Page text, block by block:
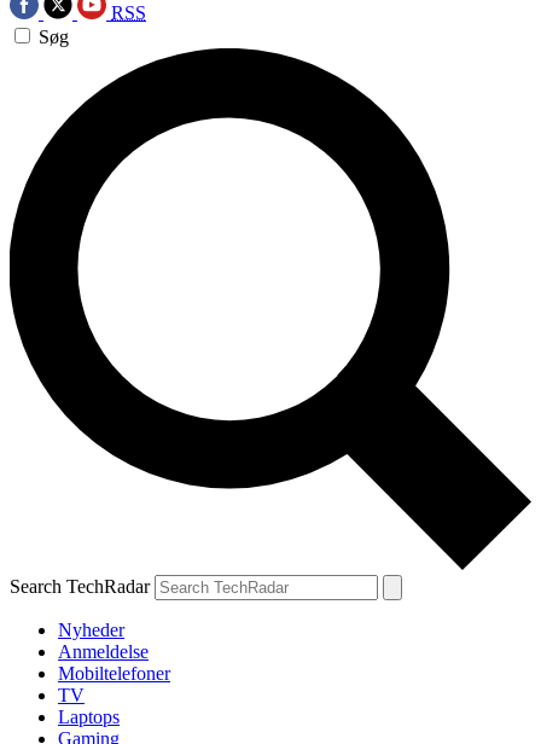
RSS
Søg
Search TechRadar
Nyheder
Anmeldelse
Mobiltelefoner
TV
Laptops
Gaming